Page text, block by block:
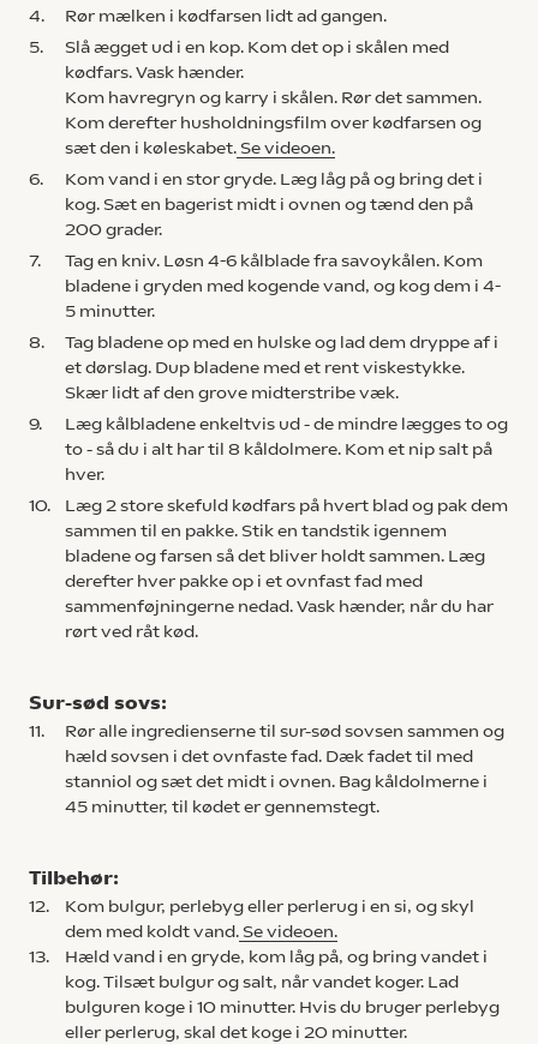
4.
Rør mælken i kødfarsen lidt ad gangen.
5.
Slå ægget ud i en kop. Kom det op i skålen med
kødfars. Vask hænder.
Kom havregryn og karry i skålen. Rør det sammen.
Kom derefter husholdningsfilm over kødfarsen og
sæt den i køleskabet. Se videoen.
6.
Kom vand i en stor gryde. Læg låg på og bring det i
kog. Sæt en bagerist midt i ovnen og tænd den på
200 grader.
7.
Tag en kniv. Løsn 4-6 kålblade fra savoykålen. Kom
bladene i gryden med kogende vand, og kog dem i 4-
5 minutter.
8.
Tag bladene op med en hulske og lad dem dryppe af i
et dørslag. Dup bladene med et rent viskestykke.
Skær lidt af den grove midterstribe væk.
9.
Læg kålbladene enkeltvis ud - de mindre lægges to og
to - så du i alt har til 8 kåldolmere. Kom et nip salt på
hver.
10.
Læg 2 store skefuld kødfars på hvert blad og pak dem
sammen til en pakke. Stik en tandstik igennem
bladene og farsen så det bliver holdt sammen. Læg
derefter hver pakke op i et ovnfast fad med
sammenføjningerne nedad. Vask hænder, når du har
rørt ved råt kød.
Sur-sød sovs:
11.
Rør alle ingredienserne til sur-sød sovsen sammen og
hæld sovsen i det ovnfaste fad. Dæk fadet til med
stanniol og sæt det midt i ovnen. Bag kåldolmerne i
45 minutter, til kødet er gennemstegt.
Tilbehør:
12.
Kom bulgur, perlebyg eller perlerug i en si, og skyl
dem med koldt vand. Se videoen.
13.
Hæld vand i en gryde, kom låg på, og bring vandet i
kog. Tilsæt bulgur og salt, når vandet koger. Lad
bulguren koge i 10 minutter. Hvis du bruger perlebyg
eller perlerug, skal det koge i 20 minutter.